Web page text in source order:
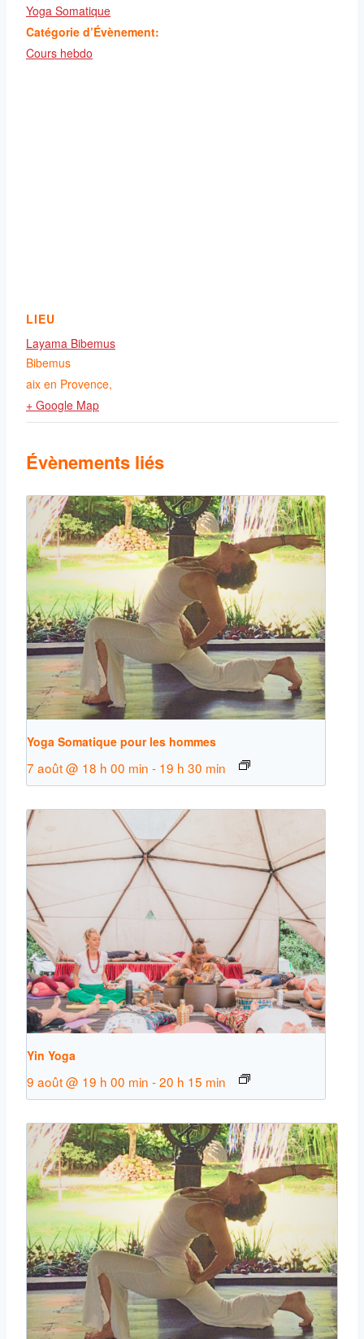
Yoga Somatique
Catégorie d’Évènement:
Cours hebdo
LIEU
Layama Bibemus
Bibemus
aix en Provence,
+ Google Map
Évènements liés
Yoga Somatique pour les hommes
7 août @ 18 h 00 min - 19 h 30 min
Yin Yoga
9 août @ 19 h 00 min -20 h 15 min